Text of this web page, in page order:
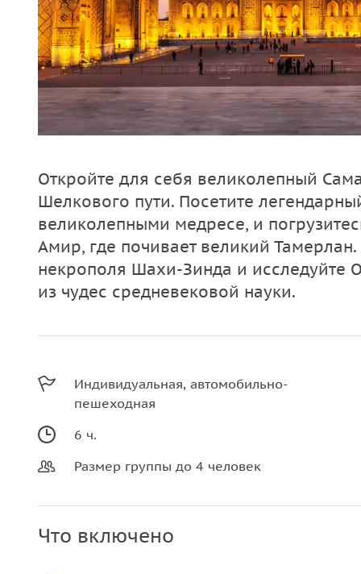
Откройте для себя великолепный
Шелкового пути. Посетите
великолепными медресе, и
Амир, где почивает великий
некрополя Шахи-Зинда и исследуйте
из чудес средневековой науки.
Индивидуальная, автомобильно-
пешеходная
6 ч.
Размер группы до 4 человек
Что включено